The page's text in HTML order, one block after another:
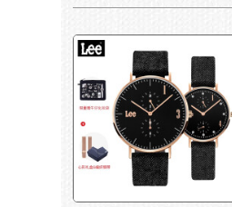
ントレンドスペックカップル
グフラッグフラッグフラッグ
フラッグフラッグフラッグフ
ラッグフラッグフラッグフラ
ッグフラッグフラッグフラッ
グフラッグフラッグフラッグ
フラッグフラッグフラッグフ
ラッグフラッグフラッグフラ
ッグフラッグフラッグフラッ
グフラッグフラッグフラッグ